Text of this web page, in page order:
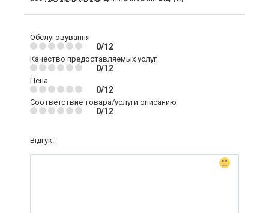
Обслуговування
0/12
Качество предоставляемых услуг
0/12
Цена
0/12
Соответствие товара/услуги описанию
0/12
Відгук: